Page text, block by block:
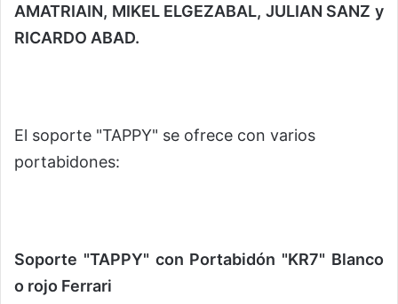
AMATRIAIN, MIKEL ELGEZABAL, JULIAN SANZ y
RICARDO ABAD.
El soporte "TAPPY" se ofrece con varios
portabidones:
Soporte "TAPPY" con Portabidón "KR7" Blanco
o rojo Ferrari